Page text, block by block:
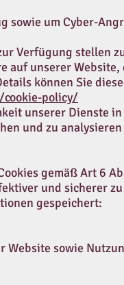
sowie um Cyber-
Verfügung stellen
auf unserer Website,
können Sie
policy/
unserer Dienste
und zu
gemäß Art 6
und sicherer zu
gespeichert:
Website sowie